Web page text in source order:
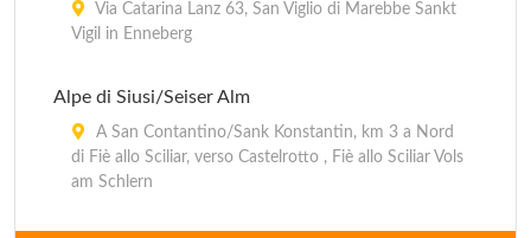
Via Catarina Lanz 63, San Viglio di Marebbe Sankt
Vigil in Enneberg
Alpe di Siusi/Seiser Alm
A San Contantino/Sank Konstantin, km 3 a Nord
di Fiè allo Sciliar, verso Castelrotto , Fiè allo Sciliar Vols
am Schlern